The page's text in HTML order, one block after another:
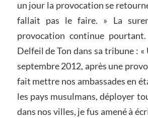
un jour la provocation se
fallait pas le faire. » La
provocation continue pourtant.
Delfeil de Ton dans sa tribune : «
septembre 2012, après une
fait mettre nos ambassades en
les pays musulmans, déployer
dans nos villes, je fus amené à